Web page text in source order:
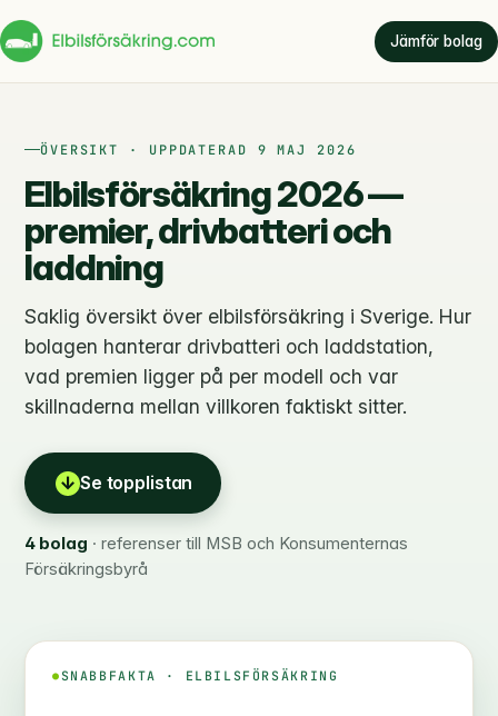
Jämför bolag
ÖVERSIKT · UPPDATERAD 9 MAJ 2026
Elbilsförsäkring 2026 —
premier, drivbatteri och
laddning
Saklig översikt över elbilsförsäkring i Sverige. Hur
bolagen hanterar drivbatteri och laddstation,
vad premien ligger på per modell och var
skillnaderna mellan villkoren faktiskt sitter.
↓ Se topplistan
4 bolag · referenser till MSB och Konsumenternas
Försäkringsbyrå
SNABBFAKTA · ELBILSFÖRSÄKRING